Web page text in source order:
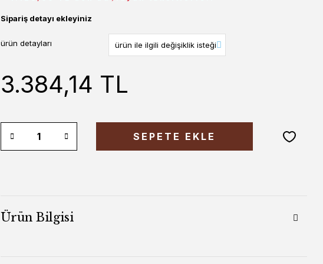
Sipariş detayı ekleyiniz
ürün detayları
3.384,14 TL
SEPETE EKLE
Ürün Bilgisi